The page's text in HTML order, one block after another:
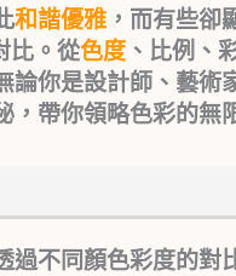
和諧優雅 ，而有些卻
比。從色度 、比例、
你是設計師、藝術
帶你領略色彩的無
不同顏色彩度的對